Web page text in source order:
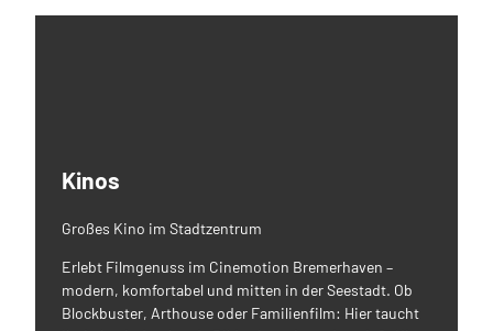
Kinos
Großes Kino im Stadtzentrum
Erlebt Filmgenuss im Cinemotion Bremerhaven –
modern, komfortabel und mitten in der Seestadt. Ob
Blockbuster, Arthouse oder Familienfilm: Hier taucht